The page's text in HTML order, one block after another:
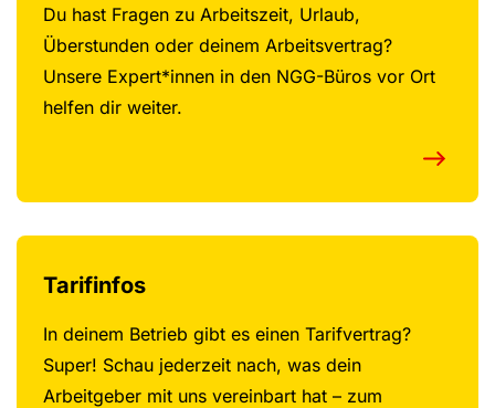
Du hast Fragen zu Arbeitszeit, Urlaub,
Überstunden oder deinem Arbeitsvertrag?
Unsere Expert*innen in den NGG-Büros vor Ort
helfen dir weiter.
Tarifinfos
In deinem Betrieb gibt es einen Tarifvertrag?
Super! Schau jederzeit nach, was dein
Arbeitgeber mit uns vereinbart hat – zum